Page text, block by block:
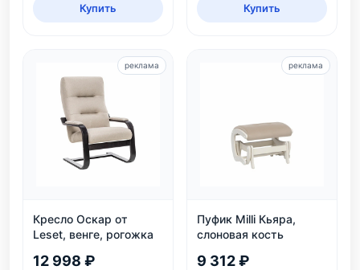
Купить Купить
Кресло Оскар от
Leset, венге, рогожка
12 998 ₽
реклама
Пуфик Milli Кьяра,
слоновая кость
9 312 ₽
реклама